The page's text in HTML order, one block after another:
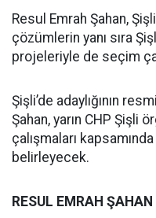
Resul Emrah Şahan,
çözümlerin yanı sıra
projeleriyle de seçim
Şişli’de adaylığının
Şahan, yarın CHP Şişli
çalışmaları
belirleyecek.
RESUL EMRAH